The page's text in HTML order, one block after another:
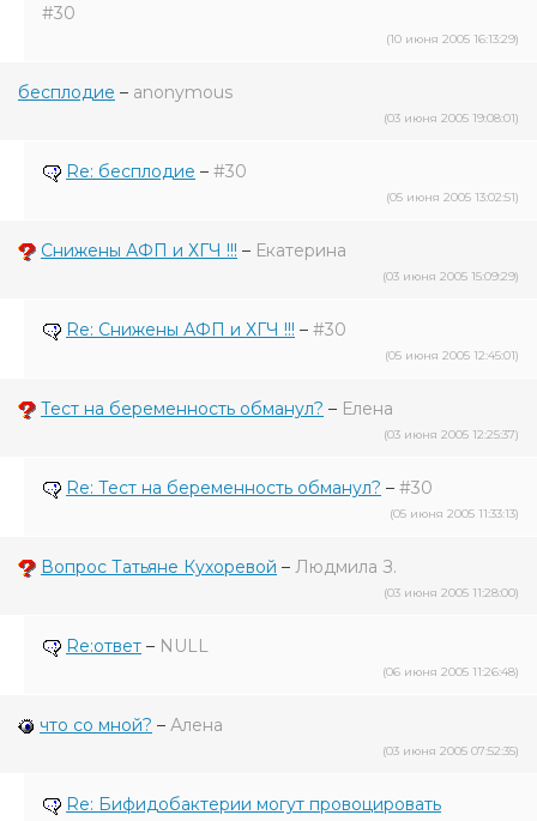
#30
(10 июня 2005 16:13:29)
бесплодие – anonymous
(03 июня 2005 19:08:01)
Re: бесплодие – #30
(05 июня 2005 13:02:51)
Снижены АФП и ХГЧ !!! – Екатерина
(03 июня 2005 15:09:29)
Re: Снижены АФП и ХГЧ !!! – #30
(05 июня 2005 12:45:01)
Тест на беременность обманул? – Елена
(03 июня 2005 12:25:37)
Re: Тест на беременность обманул? – #30
(05 июня 2005 11:33:13)
Вопрос Татьяне Кухоревой – Людмила З.
(03 июня 2005 11:28:00)
Re:ответ – NULL
(06 июня 2005 11:26:48)
что со мной? – Алена
(03 июня 2005 07:52:35)
Re: Бифидобактерии могут провоцировать